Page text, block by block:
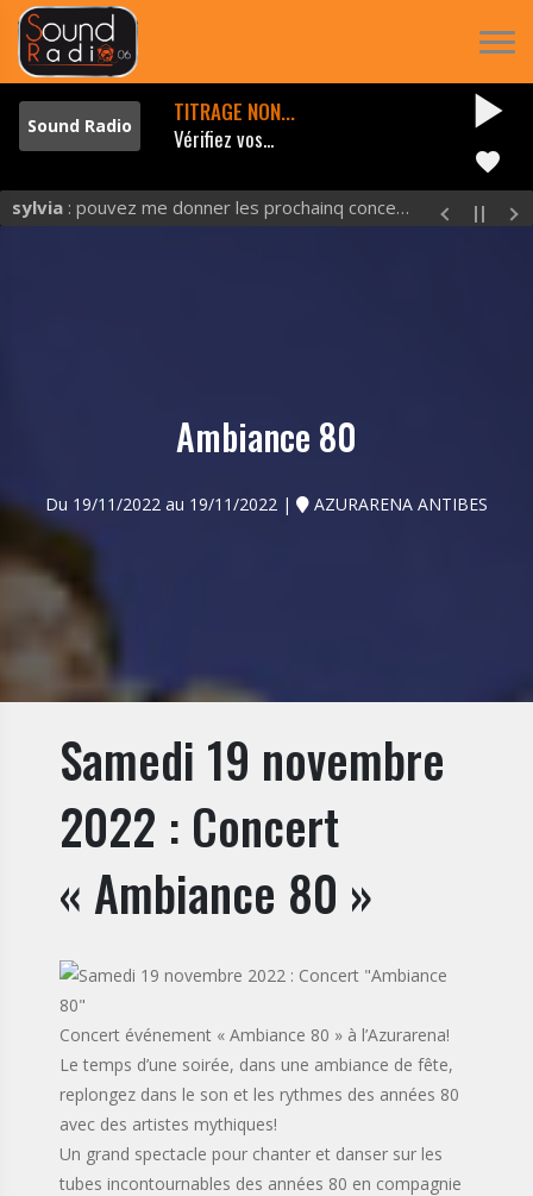
TITRAGE NON...
Vérifiez vos...
play_arrow
favorite
sylvia : pouvez me donner les prochainq concerts et excluuu
Ambiance 80
Du 19/11/2022 au 19/11/2022 | AZURARENA ANTIBES
Samedi 19 novembre
2022 : Concert
« Ambiance 80 »
Concert événement « Ambiance 80 » à l’Azurarena!
Le temps d’une soirée, dans une ambiance de fête,
replongez dans le son et les rythmes des années 80
avec des artistes mythiques!
Un grand spectacle pour chanter et danser sur les
tubes incontournables des années 80 en compagnie